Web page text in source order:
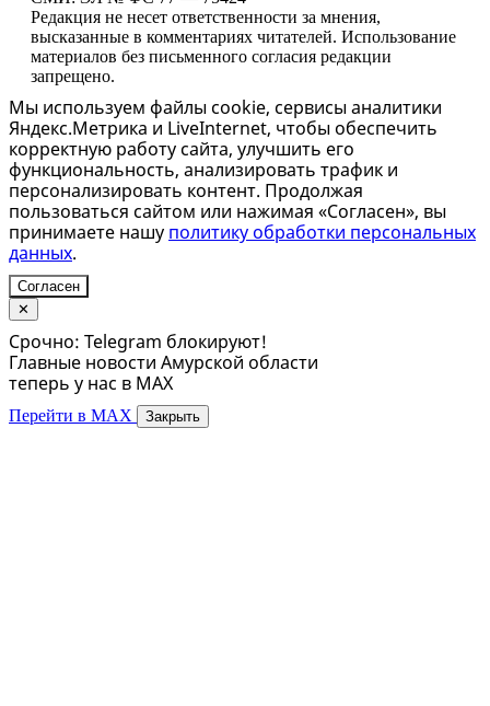
Редакция не несет ответственности за мнения,
высказанные в комментариях читателей. Использование
материалов без письменного согласия редакции
запрещено.
Мы используем файлы cookie, сервисы аналитики
Яндекс.Метрика и LiveInternet, чтобы обеспечить
корректную работу сайта, улучшить его
функциональность, анализировать трафик и
персонализировать контент. Продолжая
пользоваться сайтом или нажимая «Согласен», вы
принимаете нашу политику обработки персональных
данных.
Согласен
✕
Срочно: Telegram блокируют!
Главные новости Амурской области
теперь у нас в MAX
Перейти в MAX Закрыть